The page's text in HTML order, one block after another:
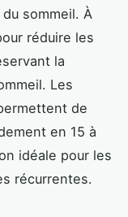
sommeil. À
réduire les
la
Les
de
en 15 à
idéale pour les
récurrentes.